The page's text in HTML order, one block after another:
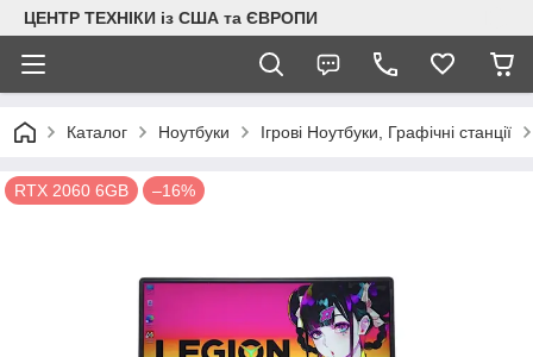
ЦЕНТР ТЕХНІКИ із США та ЄВРОПИ
Каталог Ноутбуки Ігрові Ноутбуки, Графічні станції
RTX 2060 6GB –16%